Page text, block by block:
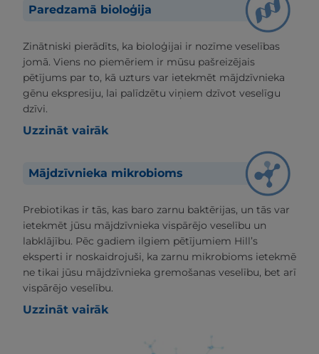
Paredzamā bioloģija
Zinātniski pierādīts, ka bioloģijai ir nozīme veselības
jomā. Viens no piemēriem ir mūsu pašreizējais
pētījums par to, kā uzturs var ietekmēt mājdzīvnieka
gēnu ekspresiju, lai palīdzētu viņiem dzīvot veselīgu
dzīvi.
Uzzināt vairāk
Mājdzīvnieka mikrobioms
Prebiotikas ir tās, kas baro zarnu baktērijas, un tās var
ietekmēt jūsu mājdzīvnieka vispārējo veselību un
labklājību. Pēc gadiem ilgiem pētījumiem Hill’s
eksperti ir noskaidrojuši, ka zarnu mikrobioms ietekmē
ne tikai jūsu mājdzīvnieka gremošanas veselību, bet arī
vispārējo veselību.
Uzzināt vairāk